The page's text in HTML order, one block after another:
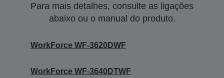
Para mais detalhes, consulte as ligações
abaixo ou o manual do produto.
WorkForce WF-3620DWF
WorkForce WF-3640DTWF